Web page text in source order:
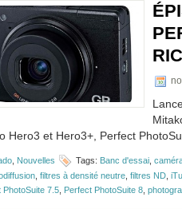
Hero3 et Hero3+, Perfect
Nouvelles Tags: Banc d'essai
filtres à densité neutre filtres ND
PhotoSuite 7.5 Perfect PhotoSuite 8